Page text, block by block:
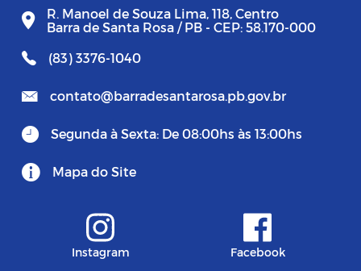
R. Manoel de Souza Lima, 118, Centro
Barra de Santa Rosa / PB - CEP: 58.170-000
(83) 3376-1040
contato@barradesantarosa.pb.gov.br
Segunda à Sexta: De 08:00hs às 13:00hs
Mapa do Site
Instagram Facebook